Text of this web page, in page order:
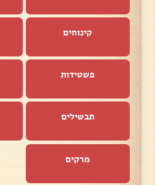
קינוחים
פשטידות
תבשילים
מרקים